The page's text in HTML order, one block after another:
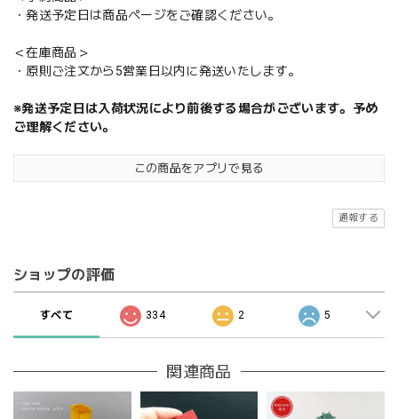
・発送予定日は商品ページをご確認ください。
＜在庫商品＞
・原則ご注文から5営業日以内に発送いたします。
※発送予定日は入荷状況により前後する場合がございます。予め
ご理解ください。
この商品をアプリで見る
通報する
ショップの評価
すべて 334 2 5
関連商品